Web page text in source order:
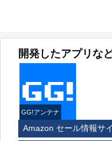
開発したアプリな
GG!アンテナ
Amazon セール情報サ